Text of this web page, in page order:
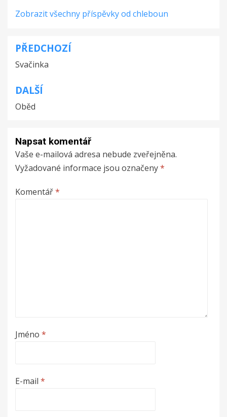
Zobrazit všechny příspěvky od chleboun
Navigace
pro
příspěvek
PŘEDCHOZÍ
Svačinka
DALŠÍ
Oběd
Napsat komentář
Vaše e-mailová adresa nebude zveřejněna.
Vyžadované informace jsou označeny*
Komentář*
Jméno *
E-mail *